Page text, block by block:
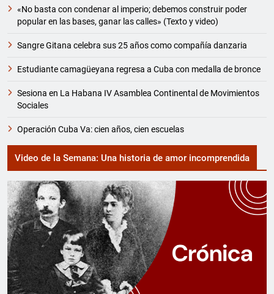
«No basta con condenar al imperio; debemos construir poder
popular en las bases, ganar las calles» (Texto y video)
Sangre Gitana celebra sus 25 años como compañía danzaria
Estudiante camagüeyana regresa a Cuba con medalla de bronce
Sesiona en La Habana IV Asamblea Continental de Movimientos
Sociales
Operación Cuba Va: cien años, cien escuelas
Video de la Semana: Una historia de amor incomprendida